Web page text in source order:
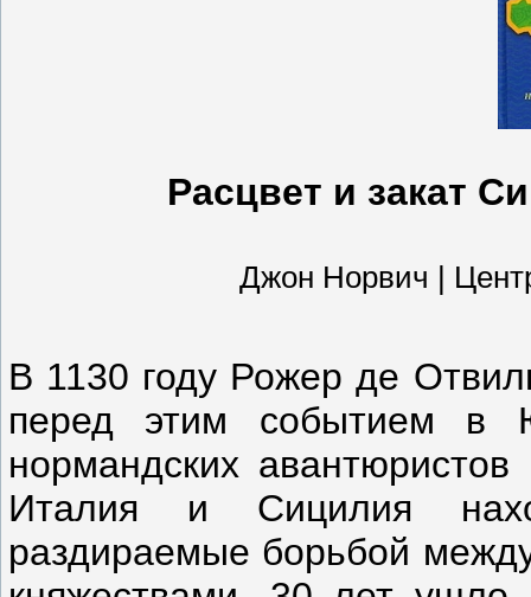
Расцвет и закат
Джон Норвич |
В 1130 году Рожер де
перед этим событием в
нормандских
Италия и Сицилия
раздираемые борьбой